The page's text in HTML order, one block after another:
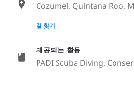
제공되는 활동
PADI Scuba Diving,
Cozumel, Quintana Roo,
None
길 찾기